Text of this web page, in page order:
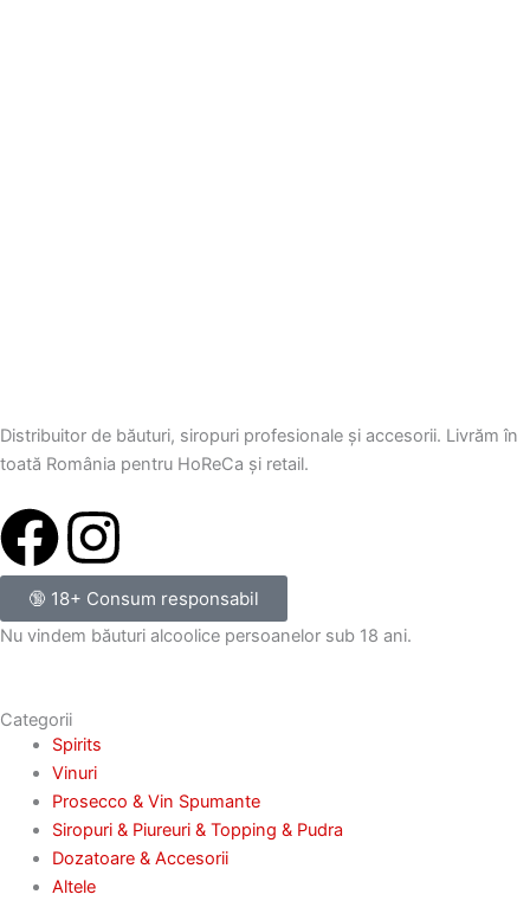
Distribuitor de băuturi, siropuri profesionale și accesorii. Livrăm în
toată România pentru HoReCa și retail.
F
a
c
e
b
o
o
I
n
s
a
g
r
🔞 18+ Consum responsabil
Nu vindem băuturi alcoolice persoanelor sub 18 ani.
Categorii
Spirits
Vinuri
Prosecco & Vin Spumante
Siropuri & Piureuri & Topping & Pudra
Dozatoare & Accesorii
Altele